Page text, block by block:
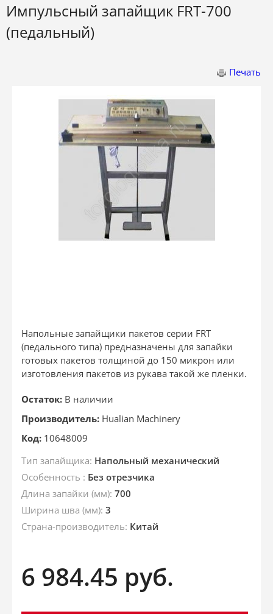
Импульсный запайщик FRT-700
(педальный)
Печать
Напольные запайщики пакетов серии FRT
(педального типа) предназначены для запайки
готовых пакетов толщиной до 150 микрон или
изготовления пакетов из рукава такой же пленки.
Остаток: В наличии
Производитель: Hualian Machinery
Код: 10648009
Тип запайщика: Напольный механический
Особенность : Без отрезчика
Длина запайки (мм): 700
Ширина шва (мм): 3
Страна-производитель: Китай
6 984.45 руб.